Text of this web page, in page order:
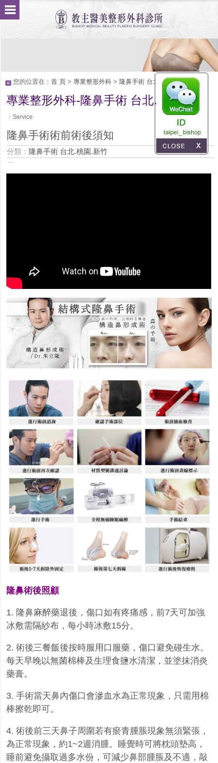
您的位置在： 首 頁> 專業整形外科> 隆鼻手術 台北.桃園.新竹
專業整形外科-隆鼻手術 台北.桃園.新竹
Service
隆鼻手術術前術後須知
分類： 隆鼻手術 台北.桃園.新竹
隆鼻術後照顧
1. 隆鼻麻醉藥退後，傷口如有疼痛感，前7天可加強
冰敷需隔紗布，每小時冰敷15分。
2. 術後三餐飯後按時服用口服藥，傷口避免碰生水。
每天早晚以無菌棉棒及生理食鹽水清潔，並塗抹消炎
藥膏。
3. 手術當天鼻內傷口會滲血水為正常現象，只需用棉
棒擦乾即可。
4. 術後前三天鼻子周圍若有瘀青腫脹現象無須緊張，
為正常現象，約1~2週消腫。睡覺時可將枕頭墊高，
睡前避免攝取過多水份，可減少鼻部腫脹及不適，敲